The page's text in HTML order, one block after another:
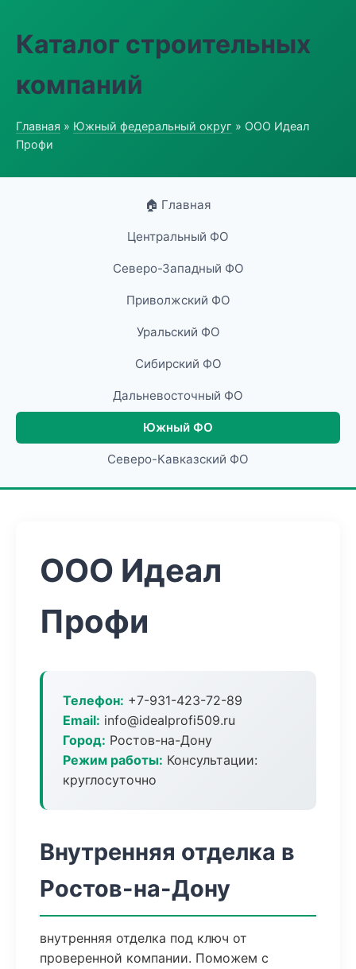
Каталог строительных
компаний
Главная » Южный федеральный округ » ООО Идеал
Профи
🏠 Главная
Центральный ФО
Северо-Западный ФО
Приволжский ФО
Уральский ФО
Сибирский ФО
Дальневосточный ФО
Южный ФО
Северо-Кавказский ФО
ООО Идеал
Профи
Телефон: +7-931-423-72-89
Email: info@idealprofi509.ru
Город: Ростов-на-Дону
Режим работы: Консультации:
круглосуточно
Внутренняя отделка в
Ростов-на-Дону
внутренняя отделка под ключ от
проверенной компании. Поможем с